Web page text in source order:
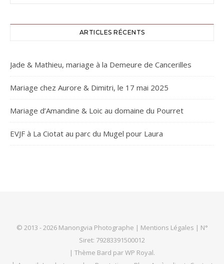
ARTICLES RÉCENTS
Jade & Mathieu, mariage à la Demeure de Cancerilles
Mariage chez Aurore & Dimitri, le 17 mai 2025
Mariage d’Amandine & Loic au domaine du Pourret
EVJF à La Ciotat au parc du Mugel pour Laura
© 2013 - 2026 Manongvia Photographe | Mentions Légales | N°
Siret: 79283391500012
| Thème Bard parWP Royal.